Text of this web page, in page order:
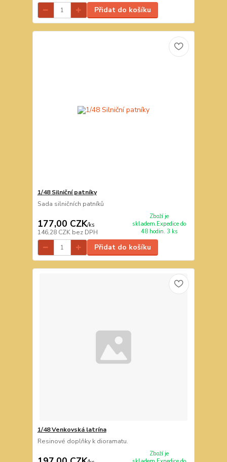
Přidat do košíku
1/48 Silniční patníky
Sada silničních patníků
177,00 CZK/ks
146,28 CZK bez DPH
Zboží je
skladem.Expedice do
48 hodin. 3 ks
Přidat do košíku
1/48 Venkovská latrína
Resinové doplňky k dioramatu.
Zboží je